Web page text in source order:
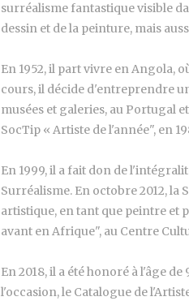
surréalisme fantastique visible
dessin et de la peinture, mais
En 1952, il part vivre en Angola,
cours, il décide d'entreprendre
musées et galeries, au Portugal
SocTip « Artiste de l'année", en
En 1999, il a fait don de
Surréalisme. En octobre 2012,
artistique, en tant que peintre et
avant en Afrique", au Centre
En 2018, il a été honoré à l'âge
l'occasion, le Catalogue de